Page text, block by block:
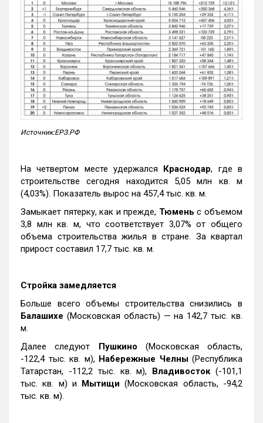
Источник:ЕРЗ.РФ
На четвертом месте удержался Краснодар, где в
строительстве сегодня находится 5,05 млн кв. м
(4,03%). Показатель вырос на 457,4 тыс. кв. м.
Замыкает пятерку, как и прежде, Тюмень с объемом
3,8 млн кв. м, что соответствует 3,07% от общего
объема строительства жилья в стране. За квартал
прирост составил 17,7 тыс. кв. м.
Стройка замедляется
Больше всего объемы строительства снизились в
Балашихе (Московская область) — на 142,7 тыс. кв.
м.
Далее следуют Пушкино (Московская область,
-122,4 тыс. кв. м), Набережные Челны(Республика
Татарстан, -112,2 тыс. кв. м), Владивосток(-101,1
тыс. кв. м) и Мытищи (Московская область, -94,2
тыс. кв. м).